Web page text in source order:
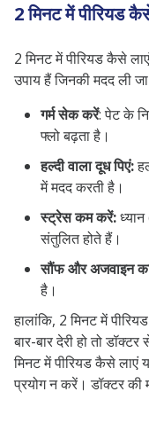
2 मिनट में पीरियड
2 मिनट में पीरियड कैसे
उपाय हैं जिनकी मदद ली
गर्म सेक करें: पेट के
फ्लो बढ़ता है।
हल्दी वाला दूध पिएं:
में मदद करती है।
स्ट्रेस कम करें:
संतुलित होते हैं।
सौंफ और अजवाइन का
है।
हालांकि, 2 मिनट में
बार-बार देरी हो तो
मिनट में पीरियड कैसे लाएं
प्रयोग न करें। डॉक्टर की